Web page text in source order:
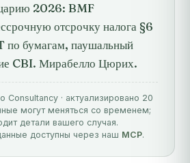
2026: BMF
отсрочку налога §6
по бумагам, паушальный
CBI. Мирабелло Цюрих.
Consultancy · актуализировано 20
могут меняться со временем;
детали вашего случая.
доступны через наш MCP.